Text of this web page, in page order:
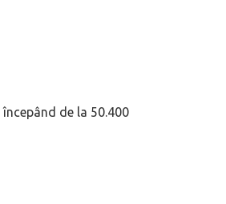
de la 50.400